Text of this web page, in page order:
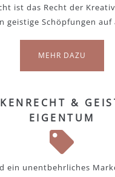
ist das Recht der
geistige Schöpfungen auf
MEHR DAZU
&
EIGENTUM
ein unentbehrliches